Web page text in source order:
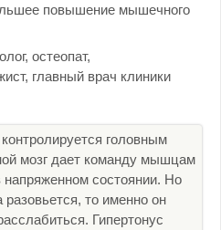
повышение мышечного
остеопат,
главный врач клиники
головным
мозг дает команду мышцам
состоянии. Но
то именно он
Гипертонус